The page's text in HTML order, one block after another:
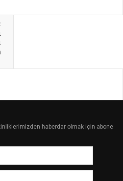
haberdar olmak için abone